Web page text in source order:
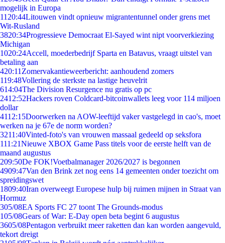
mogelijk in Europa
11 20:44Litouwen vindt opnieuw migrantentunnel onder grens met
Wit-Rusland
3820:34Progressieve Democraat El-Sayed wint nipt voorverkiezing
Michigan
1020:24Accell, moederbedrijf Sparta en Batavus, vraagt uitstel van
betaling aan
420:11 Zomervakantieweerbericht: aanhoudend zomers
119:48Vollering de sterkste na lastige heuvelrit
614:04The Division Resurgence nu gratis op pc
2412:52Hackers roven Coldcard-bitcoinwallets leeg voor 114 miljoen
dollar
4112:15Doorwerken na AOW-leeftijd vaker vastgelegd in cao's, moet
werken na je 67e de norm worden?
3211:40Vinted-foto's van vrouwen massaal gedeeld op seksfora
111:21Nieuwe XBOX Game Pass titels voor de eerste helft van de
maand augustus
209:50De FOK!Voetbalmanager 2026/2027 is begonnen
4909:47Van den Brink zet nog eens 14 gemeenten onder toezicht om
spreidingswet
1809:40Iran overweegt Europese hulp bij ruimen mijnen in Straat van
Hormuz
305/08EA Sports FC 27 toont The Grounds-modus
105/08Gears of War: E-Day open beta begint 6 augustus
3605/08Pentagon verbruikt meer raketten dan kan worden aangevuld,
tekort dreigt